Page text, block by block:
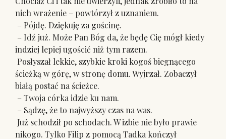
nich wrażenie – powtórzył z uznaniem.
– Pójdę. Dziękuję za gościnę.
– Idź już. Może Pan Bóg da, że będę Cię mógł kiedy
indziej lepiej ugościć niż tym razem.
Posłyszał lekkie, szybkie kroki kogoś biegnącego
ścieżką w górę, w stronę domu. Wyjrzał. Zobaczył
białą postać na ścieżce.
– Twoja córka idzie ku nam.
– Sądzę, że to najwyższy czas na was.
Już schodził po schodach. W izbie nie było prawie
nikogo. Tylko Filip z pomocą Tadka kończył